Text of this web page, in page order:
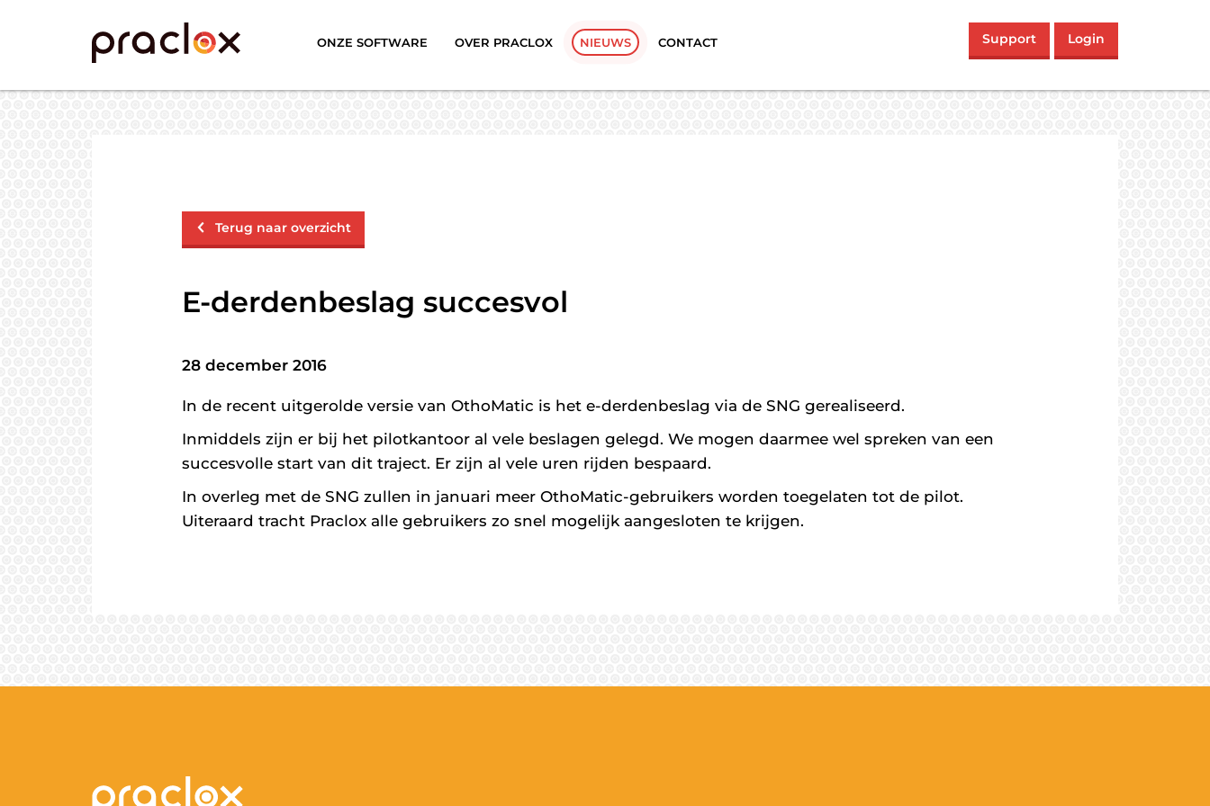
Support Login
ONZE SOFTWARE OVER PRACLOX NIEUWS CONTACT
Terug naar overzicht
E-derdenbeslag succesvol
28 december 2016
In de recent uitgerolde versie van OthoMatic is het e-derdenbeslag via de SNG gerealiseerd.
Inmiddels zijn er bij het pilotkantoor al vele beslagen gelegd. We mogen daarmee wel spreken van een
succesvolle start van dit traject. Er zijn al vele uren rijden bespaard.
In overleg met de SNG zullen in januari meer OthoMatic-gebruikers worden toegelaten tot de pilot.
Uiteraard tracht Praclox alle gebruikers zo snel mogelijk aangesloten te krijgen.